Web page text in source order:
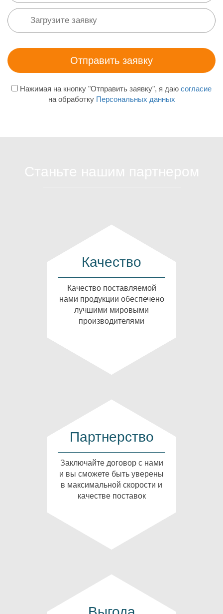
Нажимая на кнопку "Отправить заявку", я даю согласие
на обработку Персональных данных
Качество
Качество поставляемой
нами продукции обеспечено
лучшими мировыми
производителями
Партнерство
Заключайте договор с нами
и вы сможете быть уверены
в максимальной скорости и
качестве поставок